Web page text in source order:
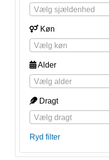
Vælg sjældenhed
Køn
Vælg køn
Alder
Vælg alder
Dragt
Vælg dragt
Ryd filter